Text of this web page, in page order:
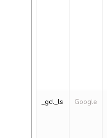
_gcl_ls Google